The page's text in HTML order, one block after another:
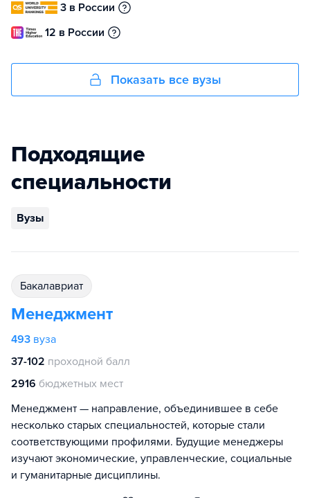
3 в России
12 в России
Показать все вузы
Подходящие
специальности
Вузы
бакалавриат
Менеджмент
493 вуза
37-102 проходной балл
2916 бюджетных мест
Менеджмент — направление, объединившее в себе
несколько старых специальностей, которые стали
соответствующими профилями. Будущие менеджеры
изучают экономические, управленческие, социальные
и гуманитарные дисциплины.